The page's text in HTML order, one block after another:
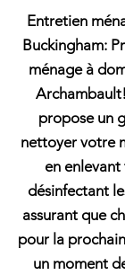
Entretien
Buckingham:
ménage à
propose un
nettoyer votre
en enlevant
désinfectant
assurant que
pour la
un moment